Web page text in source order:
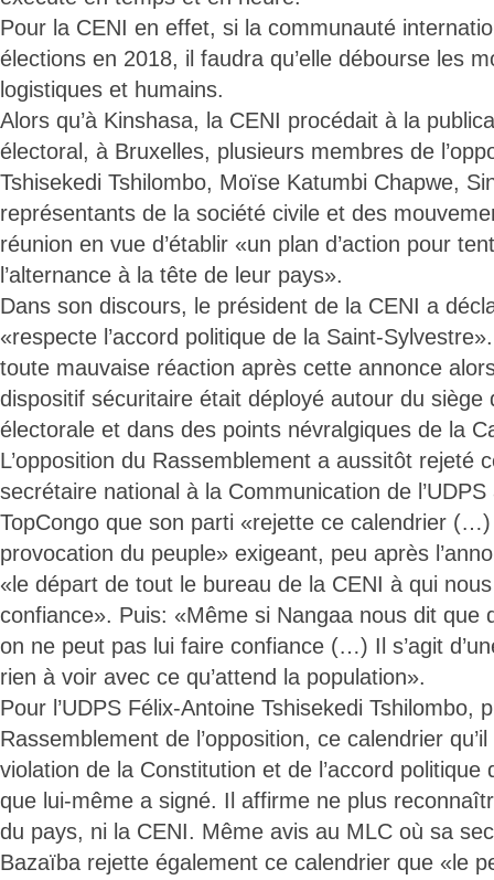
Pour la CENI en effet, si la communauté
élections en 2018, il faudra qu’elle débourse les
logistiques et humains.
Alors qu’à Kinshasa, la CENI procédait à la
électoral, à Bruxelles, plusieurs membres de
Tshisekedi Tshilombo, Moïse Katumbi Chapwe,
représentants de la société civile et des
réunion en vue d’établir «un plan d’action pour
l’alternance à la tête de leur pays».
Dans son discours, le président de la CENI a
«respecte l’accord politique de la Saint-
toute mauvaise réaction après cette annonce
dispositif sécuritaire était déployé autour du siège
électorale et dans des points névralgiques de la
L’opposition du Rassemblement a aussitôt rejeté
secrétaire national à la Communication de
TopCongo que son parti «rejette ce calendrier (…)
provocation du peuple» exigeant, peu après
«le départ de tout le bureau de la CENI à qui
confiance». Puis: «Même si Nangaa nous dit que
on ne peut pas lui faire confiance (…) Il s’agit
rien à voir avec ce qu’attend la population».
Pour l’UDPS Félix-Antoine Tshisekedi Tshilombo,
Rassemblement de l’opposition, ce calendrier
violation de la Constitution et de l’accord politique
que lui-même a signé. Il affirme ne plus
du pays, ni la CENI. Même avis au MLC où sa
Bazaïba rejette également ce calendrier que «le